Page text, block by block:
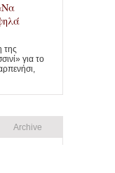
της
για το
Archive